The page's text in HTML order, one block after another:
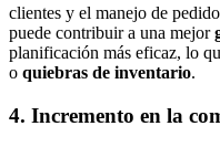
clientes y el manejo de
puede contribuir a una mejor
planificación más eficaz, lo
o quiebras de inventario.
4. Incremento en la